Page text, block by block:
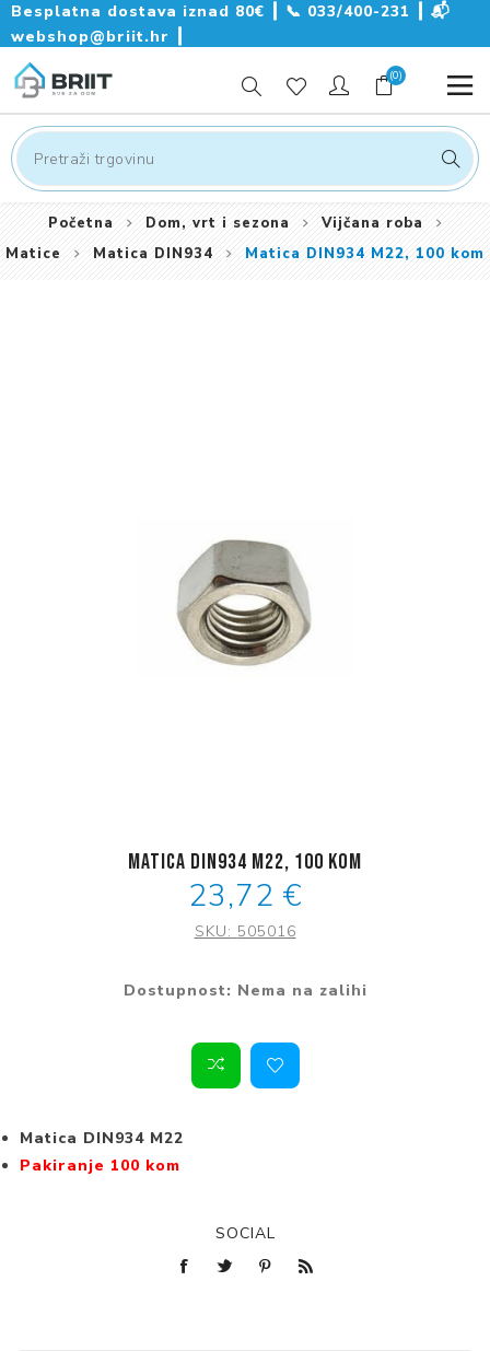
Besplatna dostava iznad 80€ ┃ 📞 033/400-231
📬
webshop@briit.hr
(0)
Početna Dom, vrt i sezona
Vijčana roba
Matice
Matica DIN934 Matica DIN934 M22, 100 kom
Matica DIN934 M22, 100 kom
23,72 €
SKU: 505016
Dostupnost: Nema na zalihi
Matica DIN934 M22
Pakiranje 100 kom
SOCIAL